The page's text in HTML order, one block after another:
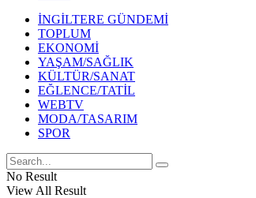
İNGİLTERE GÜNDEMİ
TOPLUM
EKONOMİ
YAŞAM/SAĞLIK
KÜLTÜR/SANAT
EĞLENCE/TATİL
WEBTV
MODA/TASARIM
SPOR
No Result
View All Result